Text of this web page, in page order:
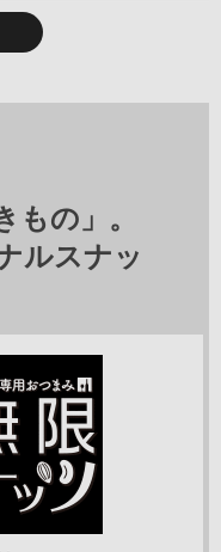
れた理想のおつまみ。
本格的な味なのが人気
しい！
作りしている自信作。
ので、ボリュームも抜
も安心、盛り付けだけ
ーニュ 三浦野菜のピ
もの」。
ルスナッ